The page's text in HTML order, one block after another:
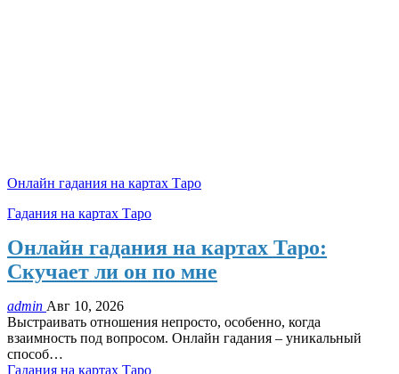
Онлайн гадания на картах Таро
Гадания на картах Таро
Онлайн гадания на картах Таро:
Скучает ли он по мне
admin Авг 10, 2026
Выстраивать отношения непросто, особенно, когда
взаимность под вопросом. Онлайн гадания – уникальный
способ…
Гадания на картах Таро